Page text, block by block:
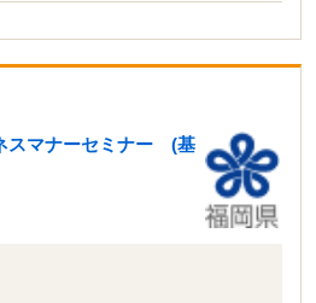
スマナーセミナー (基